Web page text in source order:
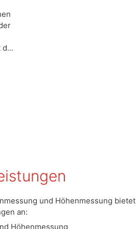
und Höhenmessung bietet
an:
Höhenmessung